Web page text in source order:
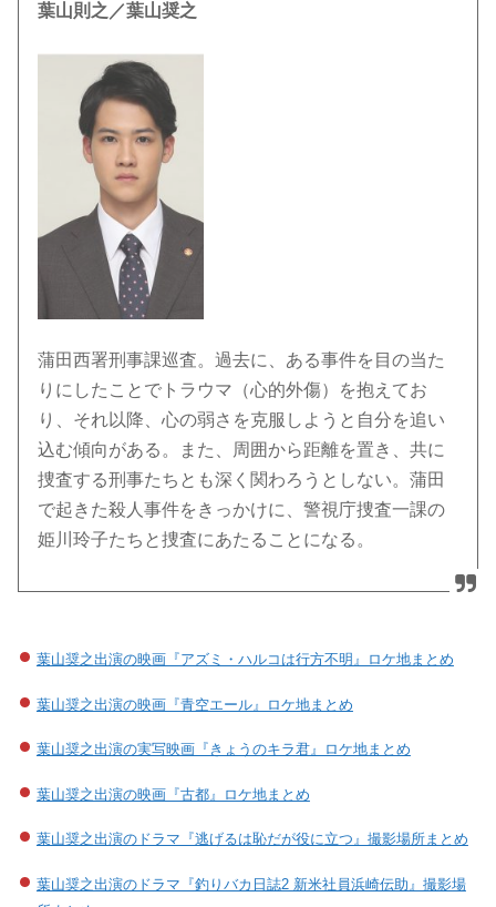
葉山則之／葉山奨之
蒲田西署刑事課巡査。過去に、ある事件を目の当た
りにしたことでトラウマ（心的外傷）を抱えてお
り、それ以降、心の弱さを克服しようと自分を追い
込む傾向がある。また、周囲から距離を置き、共に
捜査する刑事たちとも深く関わろうとしない。蒲田
で起きた殺人事件をきっかけに、警視庁捜査一課の
姫川玲子たちと捜査にあたることになる。
葉山奨之出演の映画『アズミ・ハルコは行方不明』ロケ地まとめ
葉山奨之出演の映画『青空エール』ロケ地まとめ
葉山奨之出演の実写映画『きょうのキラ君』ロケ地まとめ
葉山奨之出演の映画『古都』ロケ地まとめ
葉山奨之出演のドラマ『逃げるは恥だが役に立つ』撮影場所まとめ
葉山奨之出演のドラマ『釣りバカ日誌2 新米社員浜崎伝助』撮影場